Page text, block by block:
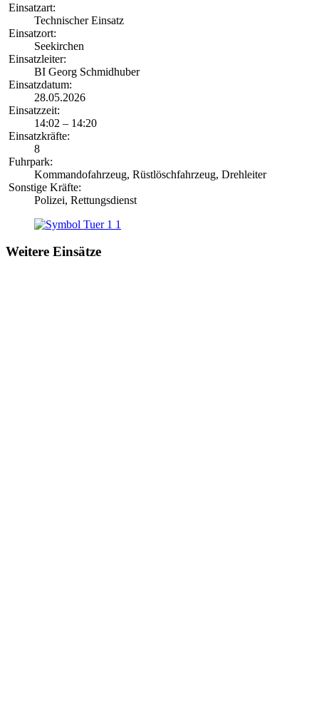
Einsatzart:
Technischer Einsatz
Einsatzort:
Seekirchen
Einsatzleiter:
BI Georg Schmidhuber
Einsatzdatum:
28.05.2026
Einsatzzeit:
14:02 – 14:20
Einsatzkräfte:
8
Fuhrpark:
Kommandofahrzeug, Rüstlöschfahrzeug, Drehleiter
Sonstige Kräfte:
Polizei, Rettungsdienst
Weitere Einsätze